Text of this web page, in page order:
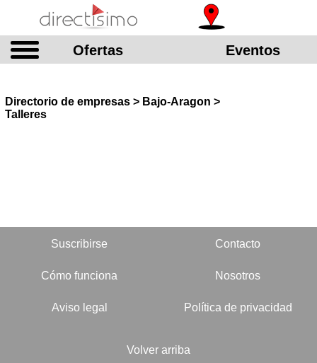
Ofertas Eventos
Directorio de empresas > Bajo-Aragon >
Talleres
Suscribirse Contacto
Cómo funciona Nosotros
Aviso legal Política de privacidad
Volver arriba